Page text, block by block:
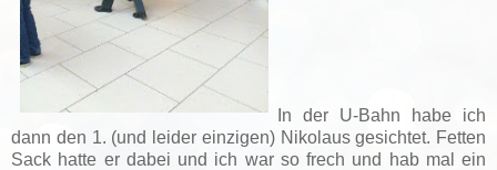
In der U-Bahn habe ich
dann den 1. (und leider einzigen) Nikolaus gesichtet. Fetten
Sack hatte er dabei und ich war so frech und hab mal ein